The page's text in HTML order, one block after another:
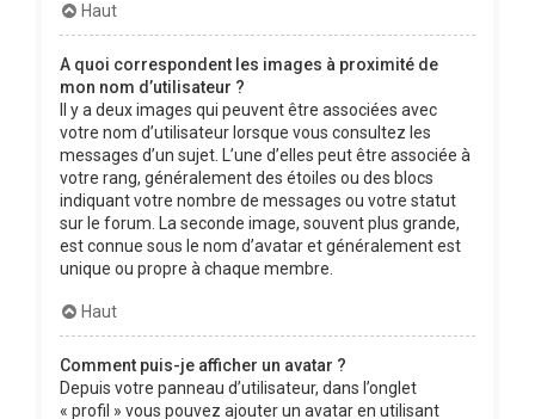
Haut
A quoi correspondent les images à proximité de
mon nom d’utilisateur ?
Il y a deux images qui peuvent être associées avec
votre nom d’utilisateur lorsque vous consultez les
messages d’un sujet. L’une d’elles peut être associée à
votre rang, généralement des étoiles ou des blocs
indiquant votre nombre de messages ou votre statut
sur le forum. La seconde image, souvent plus grande,
est connue sous le nom d’avatar et généralement est
unique ou propre à chaque membre.
Haut
Comment puis-je afficher un avatar ?
Depuis votre panneau d’utilisateur, dans l’onglet
« profil » vous pouvez ajouter un avatar en utilisant